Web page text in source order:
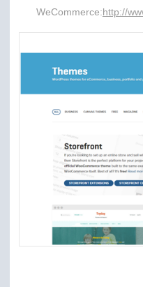
WeCommerce:http://